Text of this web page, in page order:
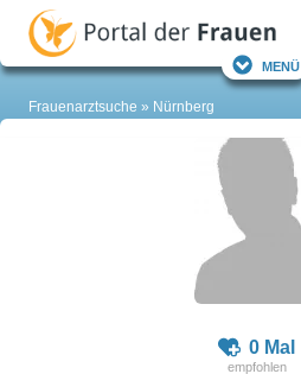
Menü
Frauenarztsuche Nürnberg
0 Mal